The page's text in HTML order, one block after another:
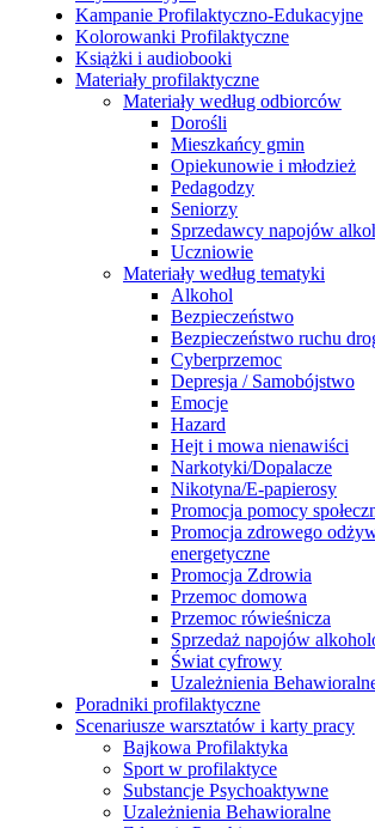
Kampanie Profilaktyczno-Edukacyjne
Kolorowanki Profilaktyczne
Książki i audiobooki
Materiały profilaktyczne
Materiały według odbiorców
Dorośli
Mieszkańcy gmin
Opiekunowie i młodzież
Pedagodzy
Seniorzy
Sprzedawcy napojów
Uczniowie
Materiały według tematyki
Alkohol
Bezpieczeństwo
Bezpieczeństwo ruchu
Cyberprzemoc
Depresja / Samobójstwo
Emocje
Hazard
Hejt i mowa nienawiści
Narkotyki/Dopalacze
Nikotyna/E-papierosy
Promocja pomocy
Promocja zdrowego
energetyczne
Promocja Zdrowia
Przemoc domowa
Przemoc rówieśnicza
Sprzedaż napojów
Świat cyfrowy
Uzależnienia
Poradniki profilaktyczne
Scenariusze warsztatów i karty pracy
Bajkowa Profilaktyka
Sport w profilaktyce
Substancje Psychoaktywne
Uzależnienia Behawioralne